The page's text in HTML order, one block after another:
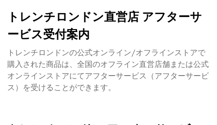
トレンチロンドン直営店 アフターサ
ービス受付案内
トレンチロンドンの公式オンライン/オフラインストアで
購入された商品は、全国のオフライン直営店舗または公式
オンラインストアにてアフターサービス（アフターサービ
ス）を受けることができます。